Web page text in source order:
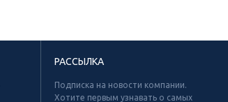
РАССЫЛКА
Подписка на новости компании.
Хотите первым узнавать о самых